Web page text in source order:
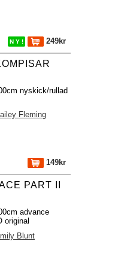
N Y ! 249kr
nyskick/rullad
Fleming
149kr
PART II
advance
original
Blunt